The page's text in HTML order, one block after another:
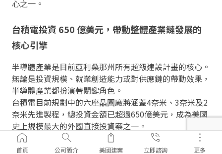
台積電投資 650 億美元，帶動整體產業鏈發展的
核心引擎
半導體產業是目前亞利桑那州所有超級建設計畫的核心。
無論是投資規模、就業創造能力或對供應鏈的帶動效果，
半導體產業都扮演著關鍵角色。
台積電目前規劃中的六座晶圓廠將涵蓋4奈米、3奈米及2
奈米先進製程，總投資金額已超過650億美元，成為美國
史上規模最大的外國直接投資案之一。
▪︎ 第一廠（Fab 1）：生產 4 奈米晶片；高產量生產於
首頁 公司簡介 美國建案 立即諮詢 更多